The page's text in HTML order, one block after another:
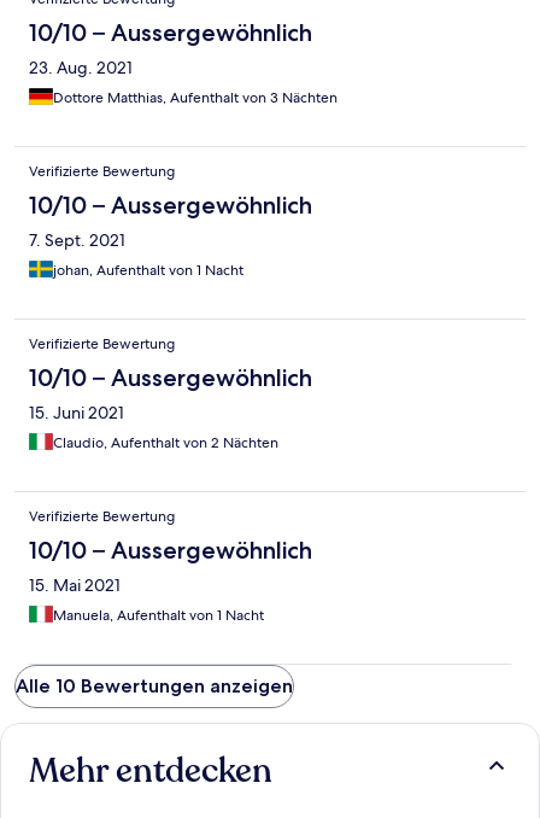
10/10 – Aussergewöhnlich
23. Aug. 2021
Dottore Matthias, Aufenthalt von 3 Nächten
Verifizierte Bewertung
10/10 – Aussergewöhnlich
7. Sept. 2021
johan, Aufenthalt von 1 Nacht
Verifizierte Bewertung
10/10 – Aussergewöhnlich
15. Juni 2021
Claudio, Aufenthalt von 2 Nächten
Verifizierte Bewertung
10/10 – Aussergewöhnlich
15. Mai 2021
Manuela, Aufenthalt von 1 Nacht
Alle 10 Bewertungen anzeigen
Mehr entdecken